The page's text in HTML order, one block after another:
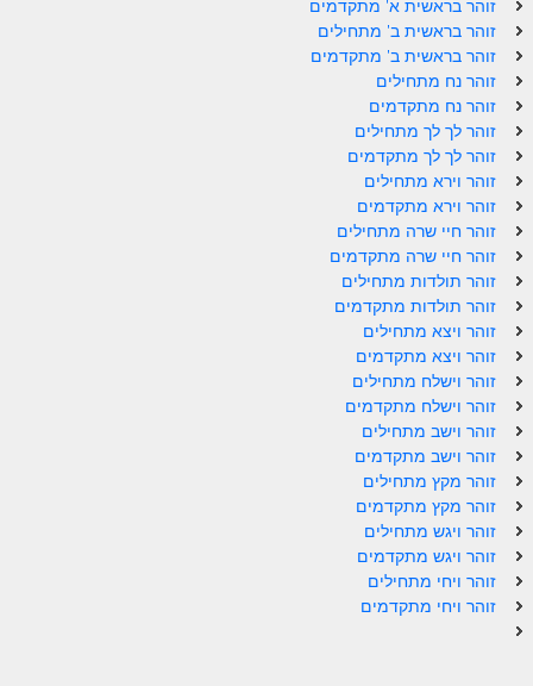
ספר הזוהר – ויקרא
ספר הזוהר הקדוש זוהר ויקרא השקפה
ספר הזוהר הקדוש זוהר ויקרא מתקדמים
זוהר צו מתחילים
זוהר צו מתקדמים
פרשת שמיני מתחילים
פרשת שמיני מתקדמים
ספר הזוהר פרשת תזריע למתקדמים
זוהר מצורע מתחילים
זוהר מצורע למתקדמים
זוהר אחרי מות למתחילים
זוהר אחרי מות למתקדמים
הזוהר הקדוש – קדושים למתחילים
זוהר בראשית א' מתקדמים
זוהר בראשית ב' מתחילים
זוהר בראשית ב' מתקדמים
זוהר נח מתחילים
זוהר נח מתקדמים
זוהר לך לך מתחילים
זוהר לך לך מתקדמים
זוהר וירא מתחילים
זוהר וירא מתקדמים
זוהר חיי שרה מתחילים
זוהר חיי שרה מתקדמים
זוהר תולדות מתחילים
זוהר תולדות מתקדמים
זוהר ויצא מתחילים
זוהר ויצא מתקדמים
זוהר וישלח מתחילים
זוהר וישלח מתקדמים
זוהר וישב מתחילים
זוהר וישב מתקדמים
זוהר מקץ מתחילים
זוהר מקץ מתקדמים
זוהר ויגש מתחילים
זוהר ויגש מתקדמים
זוהר ויחי מתחילים
זוהר ויחי מתקדמים